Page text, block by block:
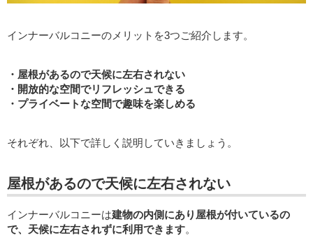
インナーバルコニーのメリットを3つご紹介します。
・屋根があるので天候に左右されない
・開放的な空間でリフレッシュできる
・プライベートな空間で趣味を楽しめる
それぞれ、以下で詳しく説明していきましょう。
屋根があるので天候に左右されない
インナーバルコニーは建物の内側にあり屋根が付いているの
で、天候に左右されずに利用できます。